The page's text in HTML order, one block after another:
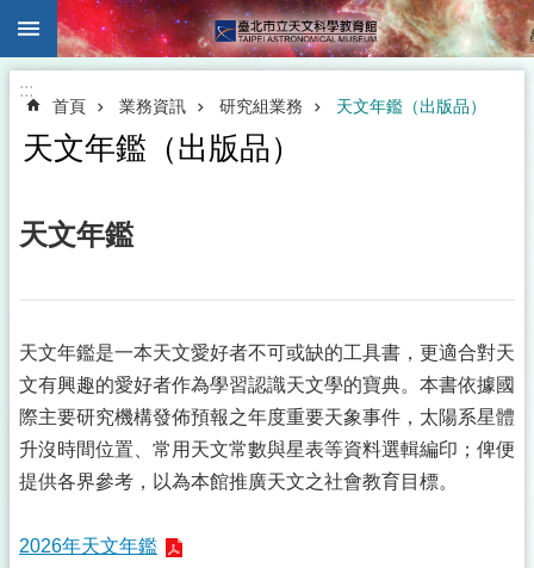
跳到主要內容區塊
:::
首頁 業務資訊 研究組業務 天文年鑑（出版品）
天文年鑑（出版品）
天文年鑑
天文年鑑是一本天文愛好者不可或缺的工具書，更適合對天
文有興趣的愛好者作為學習認識天文學的寶典。本書依據國
際主要研究機構發佈預報之年度重要天象事件，太陽系星體
升沒時間位置、常用天文常數與星表等資料選輯編印；俾便
提供各界參考，以為本館推廣天文之社會教育目標。
2026年天文年鑑